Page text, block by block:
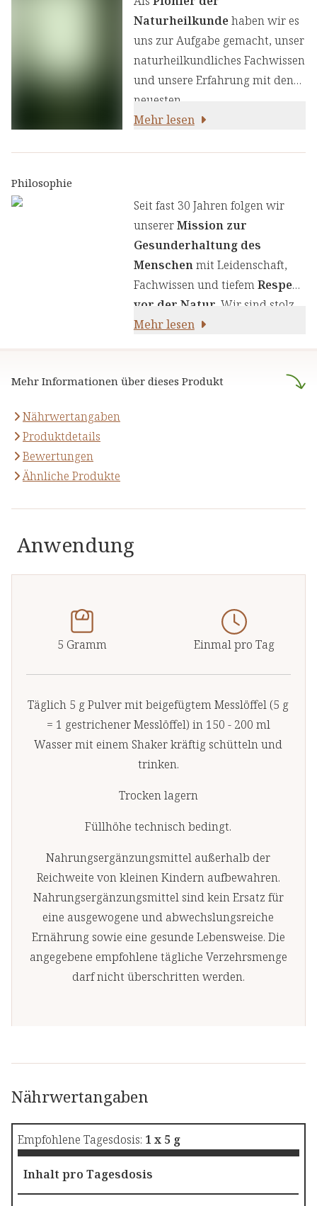
Naturheilkundehaben wir es
uns zur Aufgabe gemacht, unser
naturheilkundliches Fachwissen
und unsere Erfahrung mit den
neuesten
ernährungswissenschaftlichen
unserer Inhaltsstoffe, um Ihnen
sorgfältig zusammengestellte
Produkte zu liefern. Wir nutzen
die Kraft von Kräutern,
Pflanzenstoffen und anderen
natürlichen Inhaltsstoffen - für
Ihre Gesundheit und Ihr
Mehr lesen
Mehr Informationen über dieses Produkt
Nährwertangaben
Produktdetails
Bewertungen
Ähnliche Produkte
Anwendung
5 Gramm Einmal pro Tag
Täglich 5 g Pulver mit beigefügtem Messlöffel (5 g
= 1 gestrichener Messlöffel) in 150 - 200 ml
Wasser mit einem Shaker kräftig schütteln und
trinken.
Trocken lagern
Füllhöhe technisch bedingt.
Nahrungsergänzungsmittel außerhalb der
Reichweite von kleinen Kindern aufbewahren.
Nahrungsergänzungsmittel sind kein Ersatz für
eine ausgewogene und abwechslungsreiche
Ernährung sowie eine gesunde Lebensweise. Die
angegebene empfohlene tägliche Verzehrsmenge
darf nicht überschritten werden.
Nährwertangaben
Empfohlene Tagesdosis: 1 x 5 g
Inhalt pro Tagesdosis
Philosophie
Seit fast 30 Jahren folgen wir
unsererMission zur
Gesunderhaltung des
Menschenmit Leidenschaft,
Fachwissen und tiefemRespekt
vor der Natur . Wir sind stolz
darauf,naturreine Produkte
stützen.
Mehr lesen